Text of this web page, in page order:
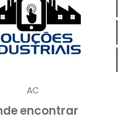
COM
da
AC
encontrar